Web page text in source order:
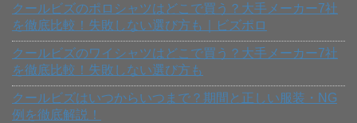
クールビズのポロシャツはどこで買う？大手メーカー7社
を徹底比較！失敗しない選び方も｜ビズポロ
クールビズのワイシャツはどこで買う？大手メーカー7社
を徹底比較！失敗しない選び方も
クールビズはいつからいつまで？期間と正しい服装・NG
例を徹底解説！